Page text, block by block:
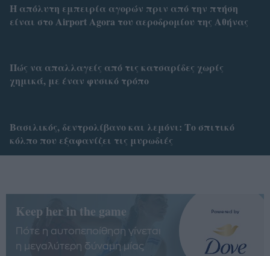
Η απόλυτη εμπειρία αγορών πριν από την πτήση
είναι στο Airport Agora του αεροδρομίου της Αθήνας
Πώς να απαλλαγείς από τις κατσαρίδες χωρίς
χημικά, με έναν φυσικό τρόπο
Βασιλικός, δεντρολίβανο και λεμόνι: Το σπιτικό
κόλπο που εξαφανίζει τις μυρωδιές
Keep her in the game
Πότε η αυτοπεποίθηση γίνεται
η μεγαλύτερη δύναμη μίας